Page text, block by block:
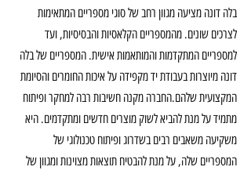
בלה דונה מציעה מגוון רחב של סוגי מספריים המתאימות
לצרכים שונים. מהמספריים הקלאסיות והבסיסיות, ועד
למספריים המתקדמות והמותאמות אישית. המספריים של בלה
דונה מיוצרות בעבודת יד מקפידה על איכות החומרים והסיומת
המקצועית שלהם.החברה מקנה חשיבות רבה למחקר ופיתוח
מתמיד על מנת להביא לשוק מוצרים חדשים ומתקדמים. היא
משקיעה משאבים רבים בשדרוג ופיתוח טכנולוגי של
המספריים שלה, על מנת להבטיח תוצאות מצוינות ומגוון של